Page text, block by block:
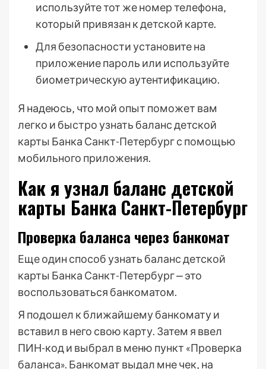
используйте тот же номер телефона‚
который привязан к детской карте.
Для безопасности установите на
приложение пароль или используйте
биометрическую аутентификацию.
Я надеюсь‚ что мой опыт поможет вам
легко и быстро узнать баланс детской
карты Банка Санкт-Петербург с помощью
мобильного приложения.
Как я узнал баланс детской
карты Банка Санкт-Петербург
Проверка баланса через банкомат
Еще один способ узнать баланс детской
карты Банка Санкт-Петербург ⎼ это
воспользоваться банкоматом.
Я подошел к ближайшему банкомату и
вставил в него свою карту. Затем я ввел
ПИН-код и выбрал в меню пункт «Проверка
баланса». Банкомат выдал мне чек‚ на